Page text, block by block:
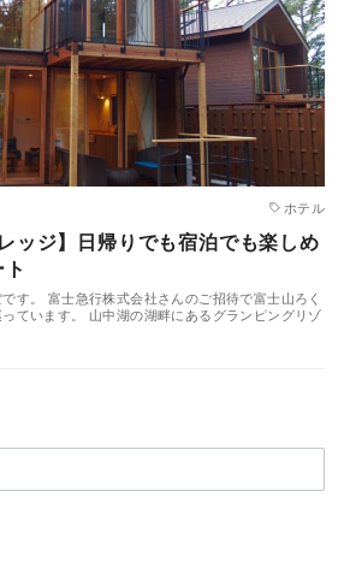
ホテル
ッジ】日帰りでも宿泊でも楽しめ
す。 富士急行株式会社さんのご招待で富士山ろく
ています。 山中湖の湖畔にあるグランピングリゾ